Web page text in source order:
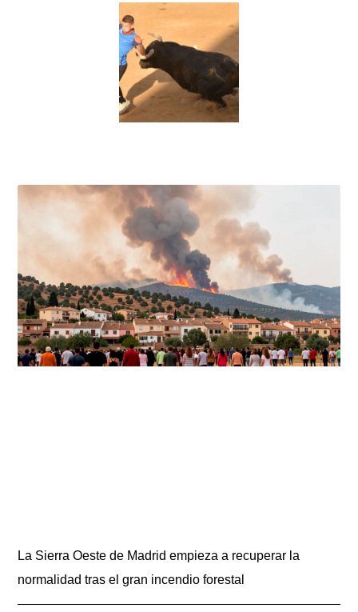
La Sierra Oeste de Madrid empieza a recuperar la
normalidad tras el gran incendio forestal